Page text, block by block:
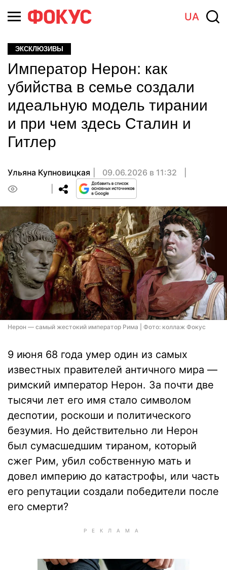
UA
ЭКСКЛЮЗИВЫ
Император Нерон: как
убийства в семье создали
идеальную модель тирании
и при чем здесь Сталин и
Гитлер
Ульяна Купновицкая
09.06.2026 в 11:32
Нерон — самый жестокий император Рима | Фото: коллаж Фокус
9 июня 68 года умер один из самых
известных правителей античного мира —
римский император Нерон. За почти две
тысячи лет его имя стало символом
деспотии, роскоши и политического
безумия. Но действительно ли Нерон
был сумасшедшим тираном, который
сжег Рим, убил собственную мать и
довел империю до катастрофы, или часть
его репутации создали победители после
его смерти?